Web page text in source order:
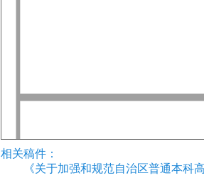
相关稿件：
《关于加强和规范自治区普通本科